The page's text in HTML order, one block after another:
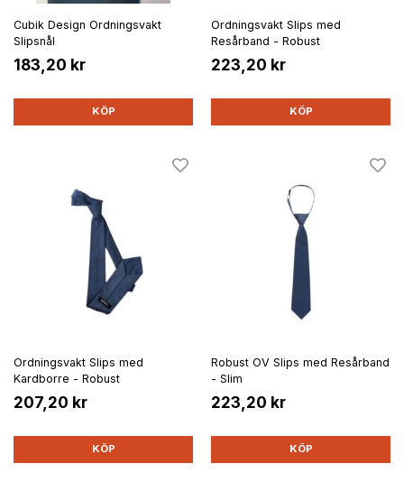
Cubik Design Ordningsvakt
Slipsnål
183,20 kr
KÖP
Ordningsvakt Slips med
Resårband - Robust
223,20 kr
KÖP
Ordningsvakt Slips med
Kardborre - Robust
207,20 kr
KÖP
Robust OV Slips med Resårband
- Slim
223,20 kr
KÖP